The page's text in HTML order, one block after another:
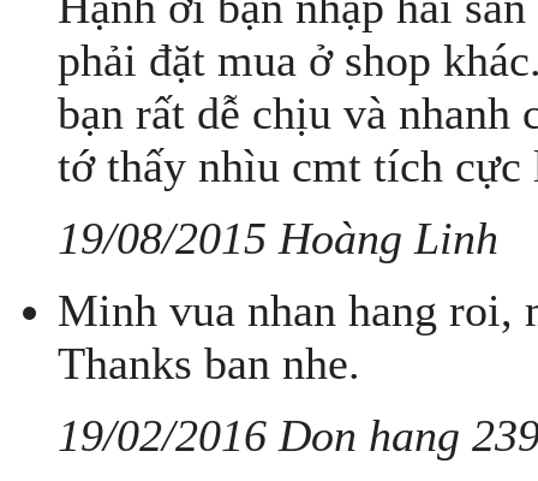
phải đặt mua ở shop
bạn rất dễ chịu và
tớ thấy nhìu cmt tích cực
19/08/2015 Hoàng Linh
Minh vua nhan hang roi,
Thanks ban nhe.
19/02/2016 Don hang